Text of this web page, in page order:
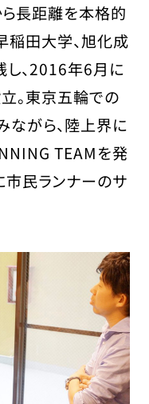
長距離を本格的
稲田大学、旭化成
し、2016年6月に
。東京五輪での
ながら、陸上界に
TEAMを発
市民ランナーのサ